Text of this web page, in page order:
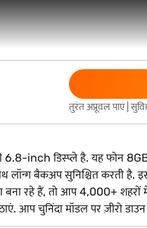
तुरंत अप्रूवल पाएं |
6.8-inch डिस्प्ले है. यह फोन
लॉन्ग बैकअप सुनिश्चित करती है.
बना रहे हैं, तो आप 4,000+
आप चुनिंदा मॉडल पर ज़ीरो